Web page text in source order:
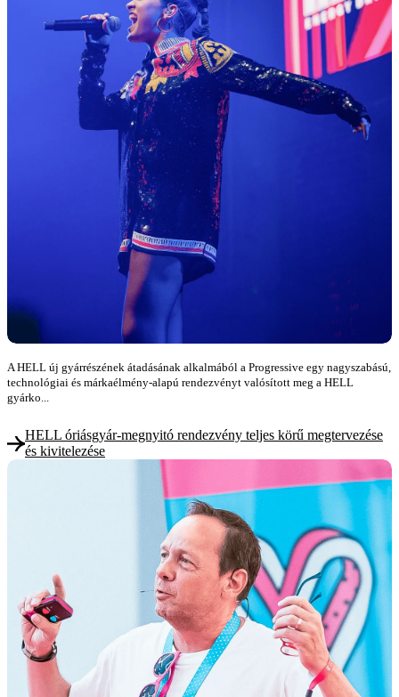
A HELL új gyárrészének átadásának alkalmából a Progressive egy nagyszabású,
technológiai és márkaélmény-alapú rendezvényt valósított meg a HELL
gyárko...
HELL óriásgyár-megnyitó rendezvény teljes körű megtervezése
és kivitelezése